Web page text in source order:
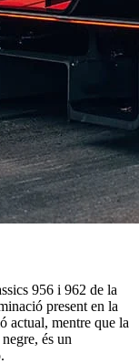
956 i 962 de la
present en la
actual, mentre que la
és un